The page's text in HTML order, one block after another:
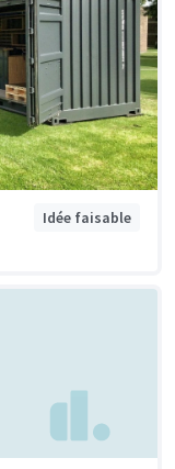
Idée faisable